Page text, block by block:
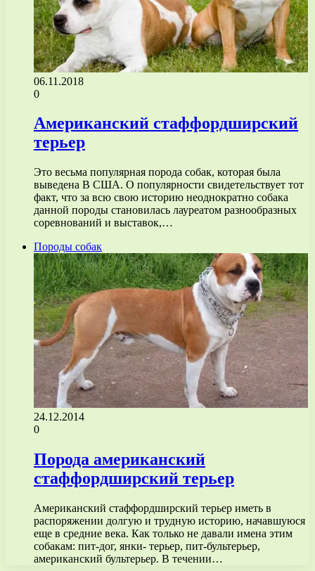
06.11.2018
0
Американский стаффордширский
терьер
Это весьма популярная порода собак, которая была
выведена В США. О популярности свидетельствует тот
факт, что за всю свою историю неоднократно собака
данной породы становилась лауреатом разнообразных
соревнований и выставок,…
Породы собак
24.12.2014
0
Порода американский
стаффордширский терьер
Американский стаффордширский терьер иметь в
распоряжении долгую и трудную историю, начавшуюся
еще в средние века. Как только не давали имена этим
собакам: пит-дог, янки- терьер, пит-бультерьер,
американский бультерьер. В течении…